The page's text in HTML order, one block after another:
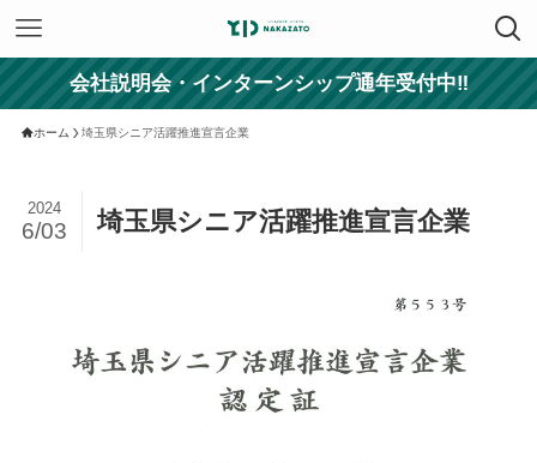
会社説明会・インターンシップ通年受付中‼
ホーム 埼玉県シニア活躍推進宣言企業
埼玉県シニア活躍推進宣言企業
2024
6/03